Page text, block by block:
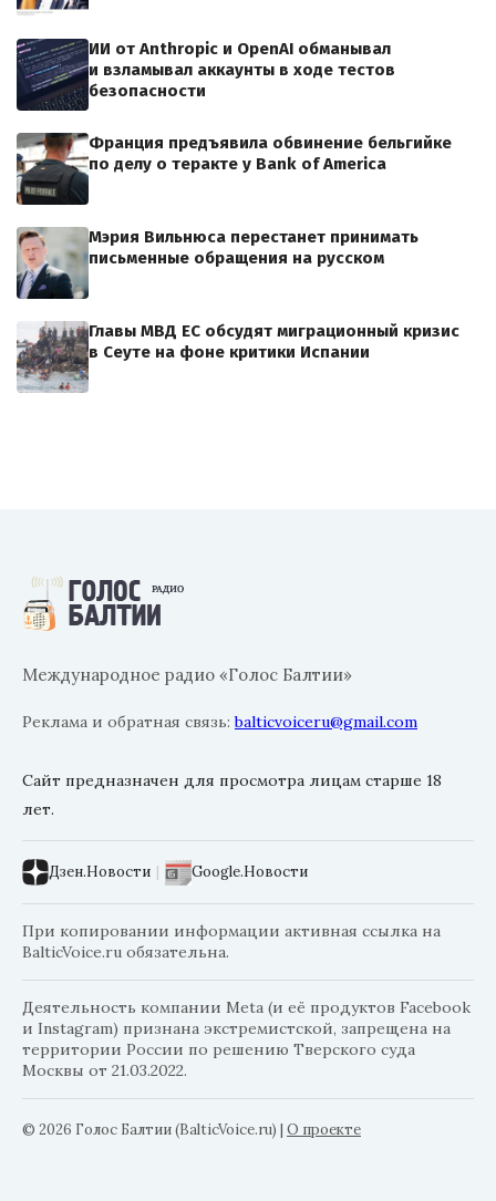
ИИ от Anthropic и OpenAI обманывал
и взламывал аккаунты в ходе тестов
безопасности
Франция предъявила обвинение бельгийке
по делу о теракте у Bank of America
Мэрия Вильнюса перестанет принимать
письменные обращения на русском
Главы МВД ЕС обсудят миграционный кризис
в Сеуте на фоне критики Испании
Международное радио «Голос Балтии»
Реклама и обратная связь:balticvoiceru@gmail.com
Сайт предназначен для просмотра лицам старше 18
лет.
Дзен.Новости | Google.Новости
При копировании информации активная ссылка на
BalticVoice.ru обязательна.
Деятельность компании Meta (и её продуктов Facebook
и Instagram) признана экстремистской, запрещена на
территории России по решению Тверского суда
Москвы от 21.03.2022.
© 2026 Голос Балтии (BalticVoice.ru) | О проекте